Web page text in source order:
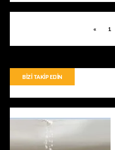
« 1
BIZI TAKIP EDIN